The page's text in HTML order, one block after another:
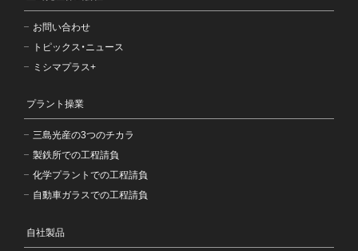
お問い合わせ
トピックス・ニュース
ミシマプラス+
プラント操業
三島光産の3つのチカラ
製鉄所での工程請負
化学プラントでの工程請負
自動車ガラスでの工程請負
自社製品